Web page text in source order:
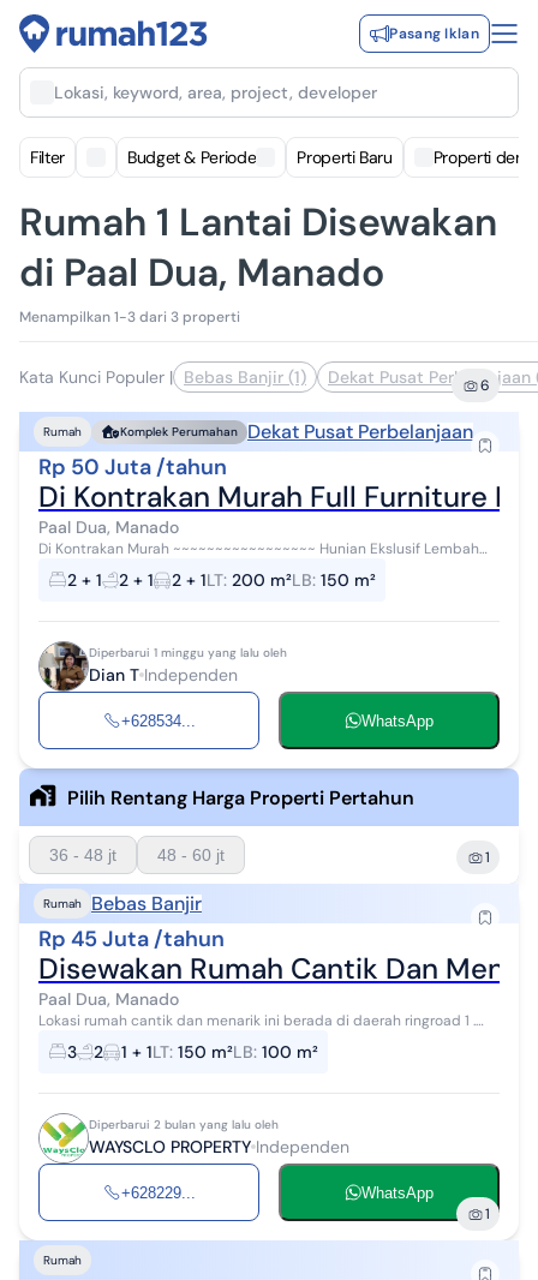
Pasang Iklan
Lokasi, keyword, area, project, developer
Filter Budget & Periode Properti Baru Properti
Rumah 1 Lantai Disewakan
di Paal Dua, Manado
Menampilkan 1-3 dari 3 properti
Kata Kunci Populer | Bebas Banjir (1) Dekat Pusat Perbelanjaan
6
Rumah Komplek Perumahan Dekat Pusat Perbelanjaan
Rp 50 Juta /tahun
Di Kontrakan Murah Full Furniture
Paal Dua, Manado
Di Kontrakan Murah ~~~~~~~~~~~~~~~~~ Hunian Ekslusif Lembah
Nyiur Kairagi Mas, Paal dua, Kairagi, Jalan AA Maramis, - Rumah di
tengah Kota, - Deka...
2 + 1 2 + 1 2 + 1LT: 200 m²LB: 150 m²
Diperbarui 1 minggu yang lalu oleh
Dian T Independen
+628534... WhatsApp
Pilih Rentang Harga Properti Pertahun
36 - 48 jt 48 - 60 jt 1
Rumah Bebas Banjir
Rp 45 Juta /tahun
Disewakan Rumah Cantik Dan
Paal Dua, Manado
Lokasi rumah cantik dan menarik ini berada di daerah ringroad 1 .
Daerah aman dan nyaman serta bebas banjir dan tanah longsor.
Spesifikasi : �...
3 2 1 + 1LT: 150 m²LB: 100 m²
Diperbarui 2 bulan yang lalu oleh
WAYSCLO PROPERTY Independen
+628229... WhatsApp
1
Rumah